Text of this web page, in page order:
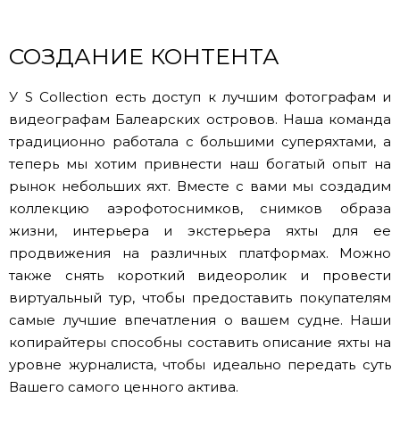
СОЗДАНИЕ КОНТЕНТА
У S Collection есть доступ к лучшим фотографам и
видеографам Балеарских островов. Наша команда
традиционно работала с большими суперяхтами, а
теперь мы хотим привнести наш богатый опыт на
рынок небольших яхт. Вместе с вами мы создадим
коллекцию аэрофотоснимков, снимков образа
жизни, интерьера и экстерьера яхты для ее
продвижения на различных платформах. Можно
также снять короткий видеоролик и провести
виртуальный тур, чтобы предоставить покупателям
самые лучшие впечатления о вашем судне. Наши
копирайтеры способны составить описание яхты на
уровне журналиста, чтобы идеально передать суть
Вашего самого ценного актива.